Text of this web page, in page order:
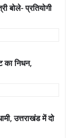
बोले- प्रतियोगी
का निधन,
उत्तराखंड में दो